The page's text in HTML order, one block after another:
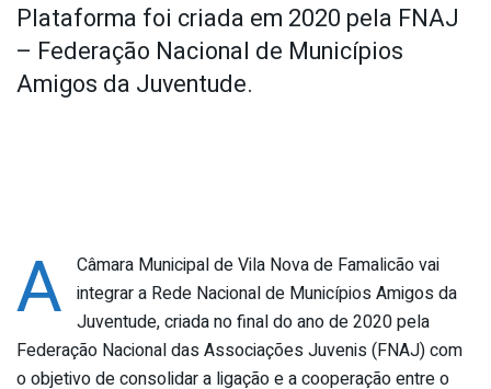
Plataforma foi criada em 2020 pela FNAJ
– Federação Nacional de Municípios
Amigos da Juventude.
A Câmara Municipal de Vila Nova de Famalicão vai
integrar a Rede Nacional de Municípios Amigos da
Juventude, criada no final do ano de 2020 pela
Federação Nacional das Associações Juvenis (FNAJ) com
o objetivo de consolidar a ligação e a cooperação entre o